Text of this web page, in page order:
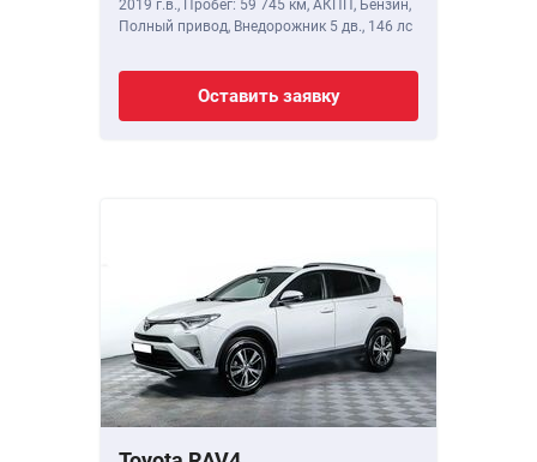
2019 г.в., Пробег: 59 745 км, АКПП, Бензин,
Полный привод, Внедорожник 5 дв., 146 лс
Оставить заявку